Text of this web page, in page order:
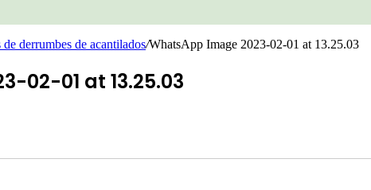
derrumbes de acantilados/WhatsApp Image 2023-02-01 at 13.25.03
02-01 at 13.25.03